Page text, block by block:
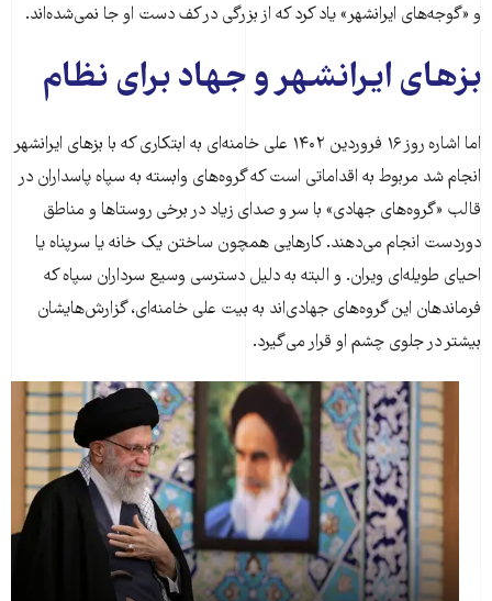
و «گوجه‌های ایرانشهر» یاد کرد که از بزرگی در کف دست او جا نمی‌شده‌اند.
بزهای ایرانشهر و جهاد برای نظام
اما اشاره روز ۱۶ فروردین ۱۴۰۲ علی خامنه‌ای به ابتکاری که با بزهای ایرانشهر
انجام شد مربوط به اقداماتی است که گروه‌های وابسته به سپاه پاسداران در
قالب «گروه‌های جهادی» با سر و صدای زیاد در برخی روستا‌ها و مناطق
دوردست انجام می‌دهند. کارهایی همچون ساختن یک خانه یا سرپناه یا
احیای طویله‌ای ویران. و البته به دلیل دسترسی وسیع سرداران سپاه که
فرماندهان این گروه‌های جهادی‌اند به بیت علی خامنه‌ای، گزارش‌هایشان
بیشتر در جلوی چشم او قرار می‌گیرد.